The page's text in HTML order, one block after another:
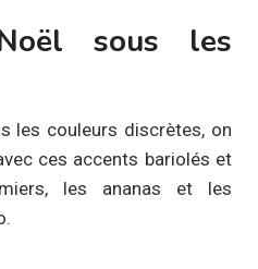
sous les
les couleurs discrètes, on
ces accents bariolés et
les ananas et les